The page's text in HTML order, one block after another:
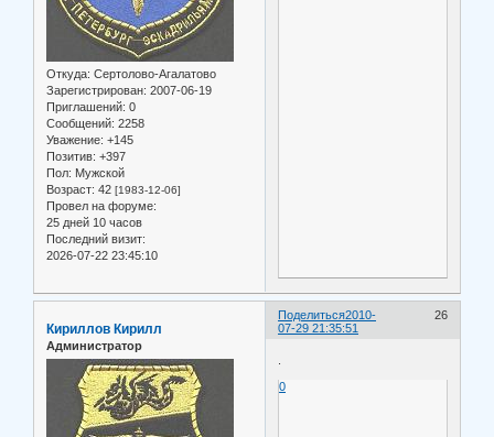
Откуда: Сертолово-Агалатово
Зарегистрирован: 2007-06-19
Приглашений: 0
Сообщений: 2258
Уважение: +145
Позитив: +397
Пол: Мужской
Возраст: 42 [1983-12-06]
Провел на форуме:
25 дней 10 часов
Последний визит:
2026-07-22 23:45:10
Поделиться 26
2010-
07-29 21:35:51
Кириллов Кирилл
Администратор
0